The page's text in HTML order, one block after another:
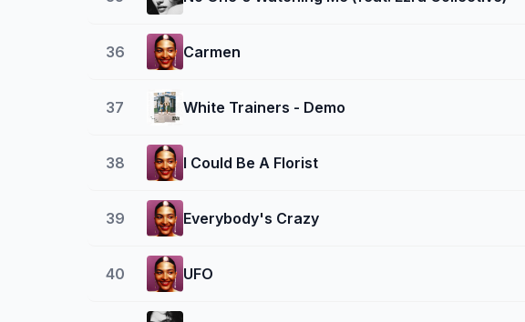
36 Carmen
37 White Trainers - Demo
38 I Could Be A Florist
39 Everybody's Crazy
40 UFO